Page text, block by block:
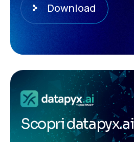
Download
Scopri datapyx.ai